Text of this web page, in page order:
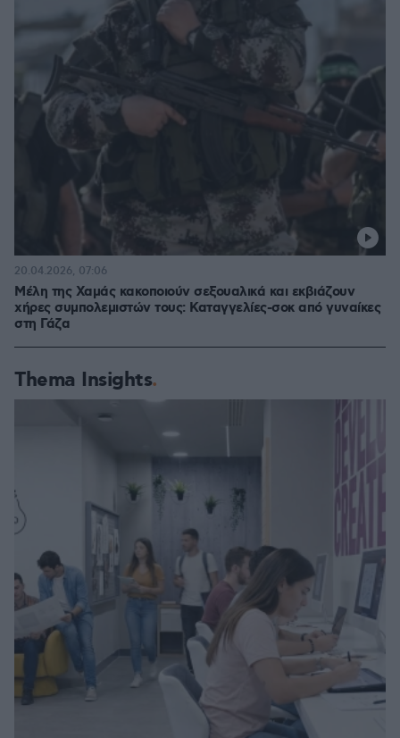
Μέλη της Χαμάς κακοποιούν σεξουαλικά και εκβιάζουν
χήρες συμπολεμιστών τους: Καταγγελίες-σοκ από γυναίκες
στη Γάζα
20.04.2026, 07:06
Thema Insights